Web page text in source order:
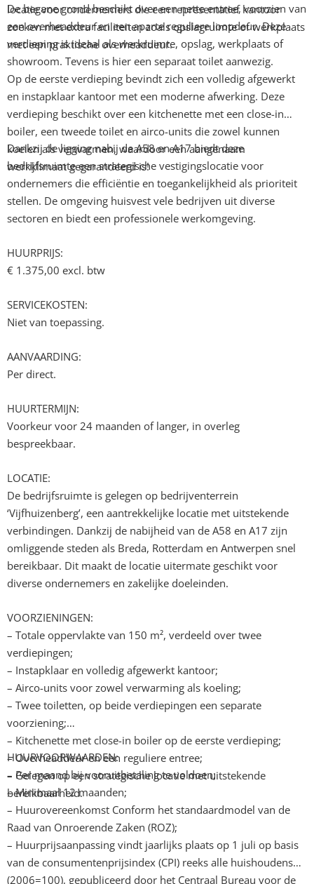
locatie voor ondernemers die een representatief kantoor
zoeken met extra faciliteiten zoals opslagruimte of werkplaats
met een praktische overheaddeur.
De begane grond beschikt over een nette entree, voorzien van
een overheaddeur en een aparte reguliere loopdeur. Deze
verdieping is ideaal als werkruimte, opslag, werkplaats of
showroom. Tevens is hier een separaat toilet aanwezig.
Op de eerste verdieping bevindt zich een volledig afgewerkt
en instapklaar kantoor met een moderne afwerking. Deze
verdieping beschikt over een kitchenette met een close-in
boiler, een tweede toilet en airco-units die zowel kunnen
koelen als verwarmen, waardoor een aangenaam
werkklimaat gegarandeerd is!
Dankzij de ligging nabij de A58 en A17 biedt deze
bedrijfsruimte een strategische vestigingslocatie voor
ondernemers die efficiëntie en toegankelijkheid als prioriteit
stellen. De omgeving huisvest vele bedrijven uit diverse
sectoren en biedt een professionele werkomgeving.
HUURPRIJS:
€ 1.375,00 excl. btw
SERVICEKOSTEN:
Niet van toepassing.
AANVAARDING:
Per direct.
HUURTERMIJN:
Voorkeur voor 24 maanden of langer, in overleg
bespreekbaar.
LOCATIE:
De bedrijfsruimte is gelegen op bedrijventerrein
‘Vijfhuizenberg’, een aantrekkelijke locatie met uitstekende
verbindingen. Dankzij de nabijheid van de A58 en A17 zijn
omliggende steden als Breda, Rotterdam en Antwerpen snel
bereikbaar. Dit maakt de locatie uitermate geschikt voor
diverse ondernemers en zakelijke doeleinden.
VOORZIENINGEN:
– Totale oppervlakte van 150 m², verdeeld over twee
verdiepingen;
– Instapklaar en volledig afgewerkt kantoor;
– Airco-units voor zowel verwarming als koeling;
– Twee toiletten, op beide verdiepingen een separate
voorziening;
– Kitchenette met close-in boiler op de eerste verdieping;
– Overheaddeur en een reguliere entree;
– Gelegen op een strategische locatie met uitstekende
bereikbaarheid.
HUURVOORWAARDEN:
– Per maand bij vooruitbetaling te voldoen;
– Minimaal 12 maanden;
– Huurovereenkomst Conform het standaardmodel van de
Raad van Onroerende Zaken (ROZ);
– Huurprijsaanpassing vindt jaarlijks plaats op 1 juli op basis
van de consumentenprijsindex (CPI) reeks alle huishoudens
(2006=100), gepubliceerd door het Centraal Bureau voor de